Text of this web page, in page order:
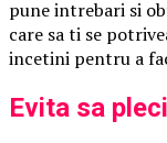
pune intrebari si
care sa ti se
incetini pentru a
Evita sa